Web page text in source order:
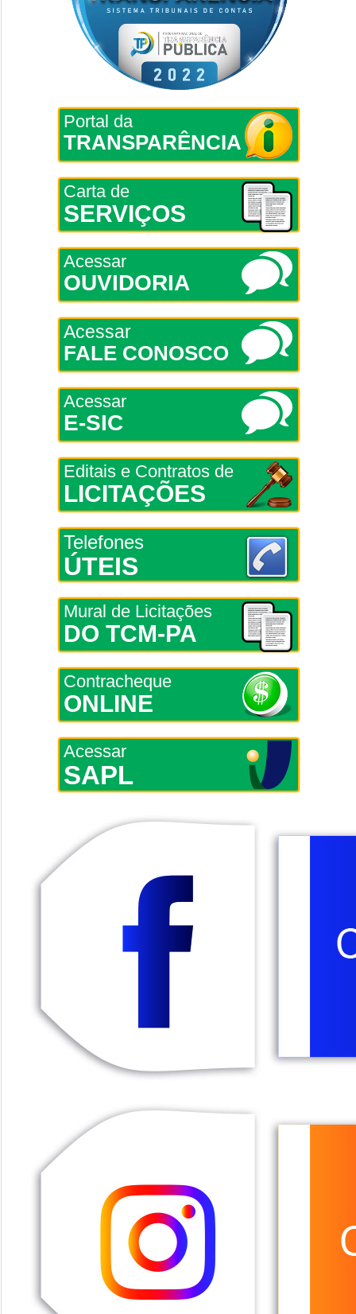
Portal da
TRANSPARÊNCIA
Carta de
SERVIÇOS
Acessar
OUVIDORIA
Acessar
FALE CONOSCO
Acessar
E-SIC
Editais e Contratos de
LICITAÇÕES
Telefones
ÚTEIS
Mural de Licitações
DO TCM-PA
Contracheque
ONLINE
Acessar
SAPL